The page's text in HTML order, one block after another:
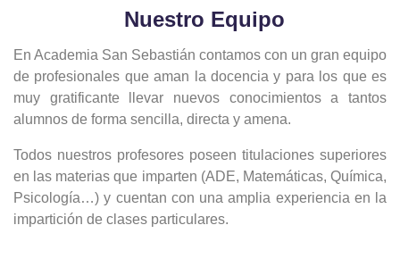
Nuestro Equipo
En Academia San Sebastián contamos con un gran equipo
de profesionales que aman la docencia y para los que es
muy gratificante llevar nuevos conocimientos a tantos
alumnos de forma sencilla, directa y amena.
Todos nuestros profesores poseen titulaciones superiores
en las materias que imparten (ADE, Matemáticas, Química,
Psicología…) y cuentan con una amplia experiencia en la
impartición de clases particulares.